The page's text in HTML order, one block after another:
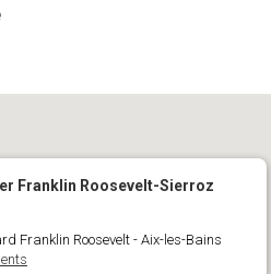
Franklin Roosevelt-Sierroz
Franklin Roosevelt - Aix-les-Bains